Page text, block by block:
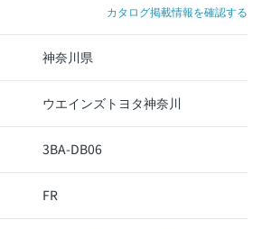
カタログ掲載情報を確認する
神奈川県
ウエインズトヨタ神奈川
3BA-DB06
FR